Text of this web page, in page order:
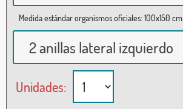
Medida estándar organismos oficiales: 100x150 cm
2 anillas lateral izquierdo
Unidades: